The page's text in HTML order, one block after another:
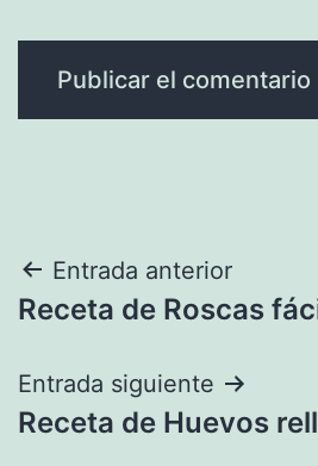
Navegación
de
entradas
Entrada anterior
Receta de Roscas
Entrada siguiente
Receta de Huevos